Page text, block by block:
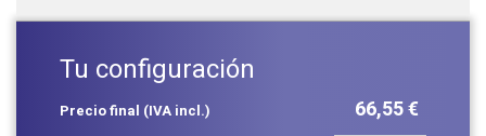
Tu configuración
Precio final (IVA incl.) 66,55 €